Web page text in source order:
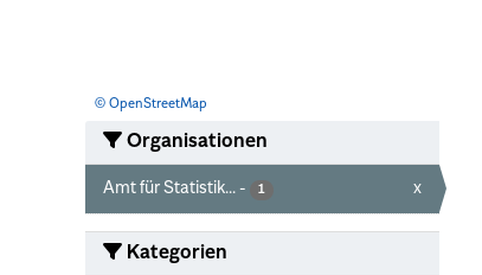
© OpenStreetMap
Organisationen
Amt für Statistik... - 1 x
Kategorien